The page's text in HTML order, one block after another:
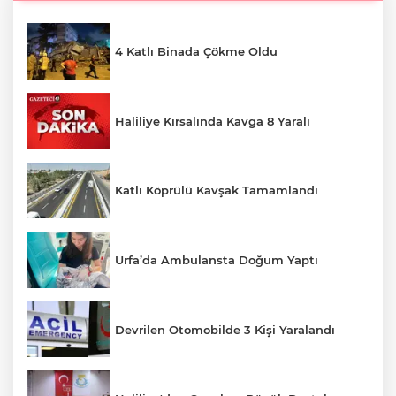
4 Katlı Binada Çökme Oldu
Haliliye Kırsalında Kavga 8 Yaralı
Katlı Köprülü Kavşak Tamamlandı
Urfa’da Ambulansta Doğum Yaptı
Devrilen Otomobilde 3 Kişi Yaralandı